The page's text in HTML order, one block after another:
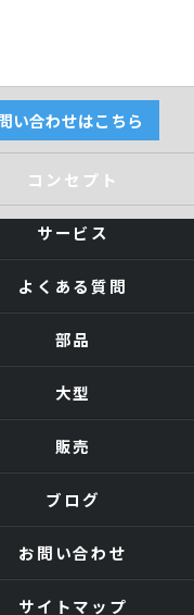
い合わせはこちら
コンセプト
サービス
よくある質問
部品
大型
販売
ブログ
お問い合わせ
サイトマップ